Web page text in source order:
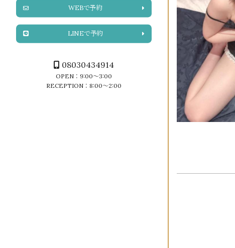
WEBで予約
LINEで予約
08030434914
OPEN：9:00～3:00
RECEPTION：8:00～2:00